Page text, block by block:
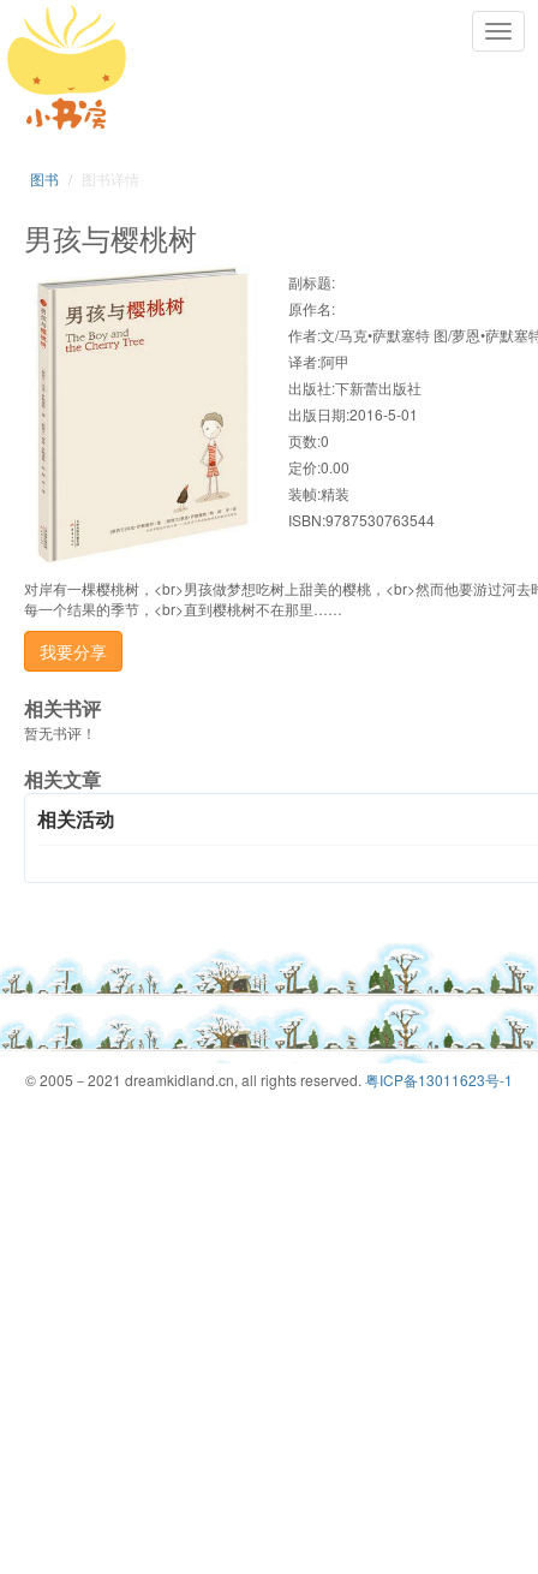
图书 图书详情
男孩与樱桃树
副标题:
原作名:
作者:文/马克•萨默塞特 图/萝恩•萨默塞
译者:阿甲
出版社:下新蕾出版社
出版日期:2016-5-01
页数:0
定价:0.00
装帧:精装
ISBN:9787530763544
对岸有一棵樱桃树，<br>男孩做梦想吃树上甜美的樱桃，<br>然而他要游过河
每一个结果的季节，<br>直到樱桃树不在那里……
我要分享
相关书评
暂无书评！
相关文章
相关活动
© 2005－2021 dreamkidland.cn, all rights reserved. 粤ICP备13011623号-1